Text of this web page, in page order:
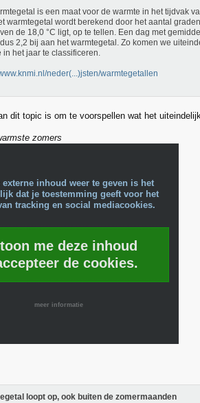
is een maat voor de warmte in het tijdvak
warmtegetal wordt berekend door het aantal
de 18,0 °C ligt, op te tellen. Een dag met
2,2 bij aan het warmtegetal. Zo komen we
in het jaar te classificeren.
neder(...)jsten/warmtegetallen
dit topic is om te voorspellen wat het
zomers
externe inhoud weer te geven is het
dat je toestemming geeft voor het
tracking en social mediacookies.
me deze inhoud
de cookies.
meer informatie
loopt op, ook buiten de zomermaanden